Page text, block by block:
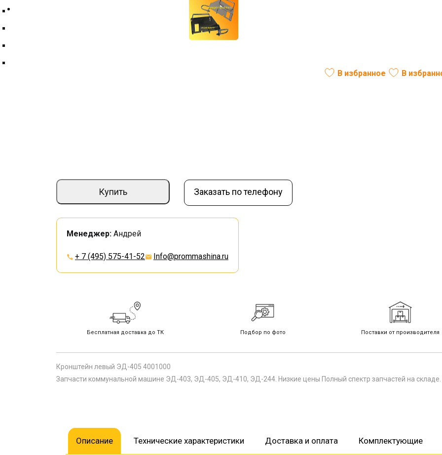
Кронштейн щеточного оборудования ЭД-405.40.01.000 (левый) В избранное В
Купить Заказать по телефону
Менеджер: Андрей
+ 7 (495) 575-41-52 Info@prommashina.ru
Бесплатная доставка до ТК Подбор по фото Поставки от производителя
Кронштейн левый ЭД-405 4001000
Запчасти коммунальной машине ЭД-403, ЭД-405, ЭД-410, ЭД-244. Низкие цены Полный спектр запчастей на складе.
Описание Технические характеристики Доставка и оплата Комплектующие